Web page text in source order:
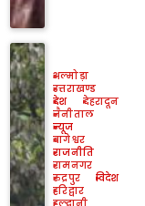
अल्मोड़ा
उत्तराखण्ड
देश
देहरादून
नैनीताल
न्यूज
बागेश्वर
राजनीति
रामनगर
रुद्रपुर
विदेश
हरिद्वार